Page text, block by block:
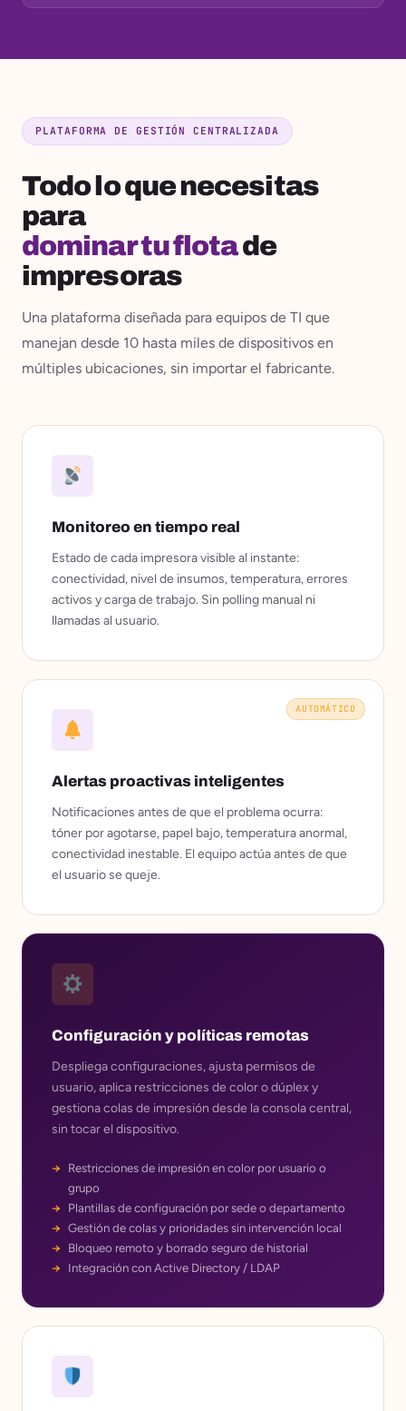
PLATAFORMA DE GESTIÓN CENTRALIZADA
Todo lo que necesitas
para
dominar tu flotade
impresoras
Una plataforma diseñada para equipos de TI que
manejan desde 10 hasta miles de dispositivos en
múltiples ubicaciones, sin importar el fabricante.
Monitoreo en tiempo real
Estado de cada impresora visible al instante:
conectividad, nivel de insumos, temperatura, errores
activos y carga de trabajo. Sin polling manual ni
llamadas al usuario.
Alertas proactivas inteligentes
AUTOMÁTICO
Notificaciones antes de que el problema ocurra:
tóner por agotarse, papel bajo, temperatura anormal,
conectividad inestable. El equipo actúa antes de que
el usuario se queje.
Configuración y políticas remotas
Despliega configuraciones, ajusta permisos de
usuario, aplica restricciones de color o dúplex y
gestiona colas de impresión desde la consola central,
sin tocar el dispositivo.
Restricciones de impresión en color por usuario o
grupo
Plantillas de configuración por sede o departamento
Gestión de colas y prioridades sin intervención local
Bloqueo remoto y borrado seguro de historial
Integración con Active Directory / LDAP